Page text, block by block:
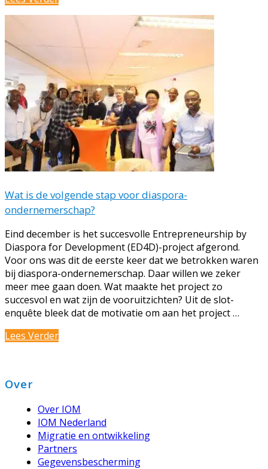
als
onze
plicht
om
bij
te
dragen
aan
landen
van
herkomst”
Wat is de volgende stap voor diaspora-
ondernemerschap?
Eind december is het succesvolle Entrepreneurship by
Diaspora for Development (ED4D)-project afgerond.
Voor ons was dit de eerste keer dat we betrokken waren
bij diaspora-ondernemerschap. Daar willen we zeker
meer mee gaan doen. Wat maakte het project zo
succesvol en wat zijn de vooruitzichten? Uit de slot-
enquête bleek dat de motivatie om aan het project …
Wat
stap
diaspora-
ondernemerschap?
Lees Verder
Footer
Over
Over IOM
IOM Nederland
Migratie en ontwikkeling
Partners
Gegevensbescherming